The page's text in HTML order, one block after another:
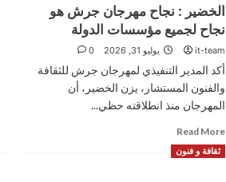
الخضير : نجاح مهرجان جرش هو
نجاح لجميع مؤسسات الدولة
it-team يوليو 31, 2026 0
أكد المدير التنفيذي لمهرجان جرش للثقافة
والفنون المستشار، يزن الخضير، أن
المهرجان منذ انطلاقته حظي...
Read More
more
about
ثقافة و فنون